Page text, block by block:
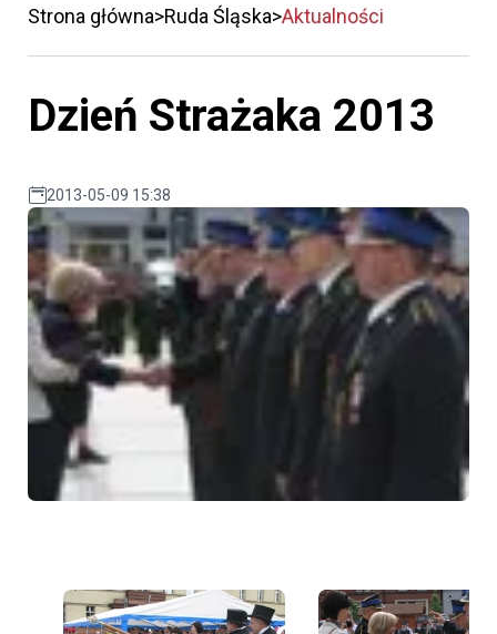
Strona główna Ruda Śląska Aktualności
Dzień Strażaka 2013
2013-05-09 15:38